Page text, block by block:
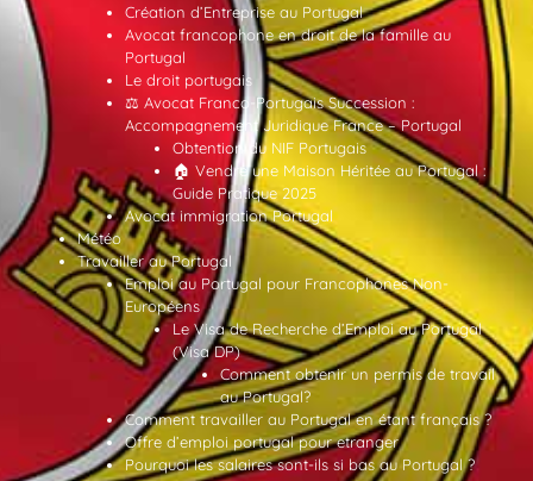
Création d’Entreprise au Portugal
Avocat francophone en droit de la famille au
Portugal
Le droit portugais
⚖️ Avocat Franco-Portugais Succession :
Accompagnement Juridique France – Portugal
Obtention du NIF Portugais
🏠 Vendre une Maison Héritée au Portugal :
Guide Pratique 2025
Avocat immigration Portugal
Météo
Travailler au Portugal
Emploi au Portugal pour Francophones Non-
Européens
Le Visa de Recherche d’Emploi au Portugal
(Visa DP)
Comment obtenir un permis de travail
au Portugal?
Comment travailler au Portugal en étant français ?
Offre d’emploi portugal pour etranger
Pourquoi les salaires sont-ils si bas au Portugal ?